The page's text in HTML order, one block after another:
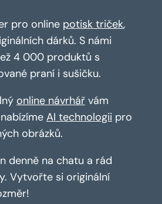
pro online potisk triček,
dárků. S námi
4 000 produktů s
praní i sušičku.
online návrhář vám
AI technologii pro
obrázků.
denně na chatu a rád
Vytvořte si originální